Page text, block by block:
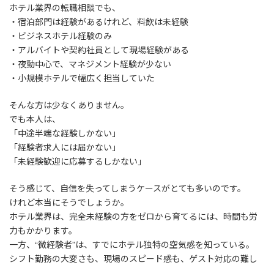
ホテル業界の転職相談でも、
・宿泊部門は経験があるけれど、料飲は未経験
・ビジネスホテル経験のみ
・アルバイトや契約社員として現場経験がある
・夜勤中心で、マネジメント経験が少ない
・小規模ホテルで幅広く担当していた
そんな方は少なくありません。
でも本人は、
「中途半端な経験しかない」
「経験者求人には届かない」
「未経験歓迎に応募するしかない」
そう感じて、自信を失ってしまうケースがとても多いのです。
けれど本当にそうでしょうか。
ホテル業界は、完全未経験の方をゼロから育てるには、時間も労
力もかかります。
一方、“微経験者”は、すでにホテル独特の空気感を知っている。
シフト勤務の大変さも、現場のスピード感も、ゲスト対応の難し